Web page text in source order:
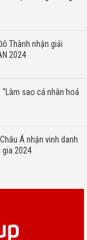
Thành nhận giải
2024
“Làm sao cá nhân hoá
Á nhận vinh danh
gia 2024